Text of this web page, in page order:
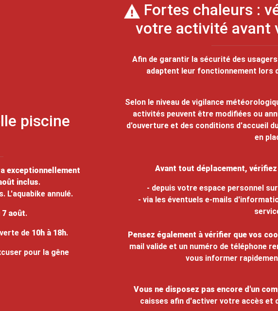
piscine
exceptionnellement
inclus.
L'aquabike annulé.
août.
de 10h à 18h.
pour la gêne
Fortes chaleurs :
votre activité avant
Afin de garantir la sécurité des
adaptent leur fonctionnement lors
Selon le niveau de vigilance
activités peuvent être modifiées ou
d'ouverture et des conditions d'accueil
en
Avant tout déplacement,
- depuis votre espace personnel
- via les éventuels e-mails
Pensez également à vérifier que vos
mail valide et un numéro de téléphone
vous informer
Vous ne disposez pas encore d'un
caisses afin d'activer votre accès et